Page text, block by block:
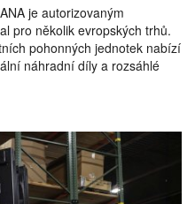
je autorizovaným
pro několik evropských trhů.
pohonných jednotek nabízí
náhradní díly a rozsáhlé